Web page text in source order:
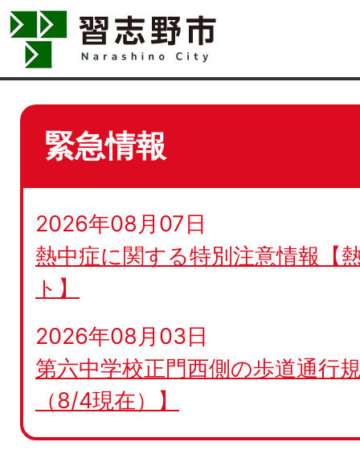
緊急情報
2026年08月07日
熱中症に関する特別注意情報【
ト】
2026年08月03日
第六中学校正門西側の歩道通行
（8/4現在）】